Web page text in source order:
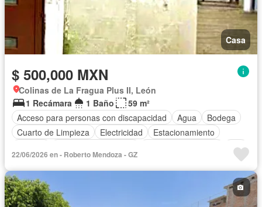
Casa
$ 500,000 MXN
Colinas de La Fragua Plus II, León
1 Recámara
1 Baño
59 m²
Acceso para personas con discapacidad
Agua
Bodega
Cuarto de Limpieza
Electricidad
Estacionamiento
Wifi
22/06/2026 en - Roberto Mendoza - GZ